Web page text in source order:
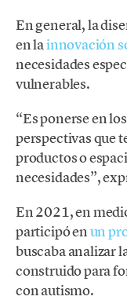
En general, la
en lainnovación
necesidades
vulnerables.
“Es ponerse en
perspectivas que
productos o
necesidades”,
En 2021, en
participó enun
buscaba analizar
construido para
con autismo.